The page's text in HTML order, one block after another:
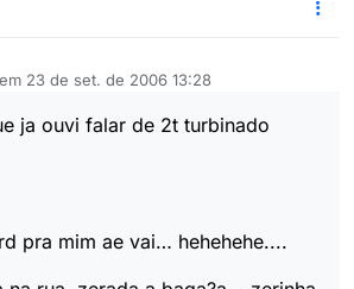
23 de set. de 2006 13:28
por
ja ouvi falar de 2t turbinado
pra mim ae vai… hehehehe....